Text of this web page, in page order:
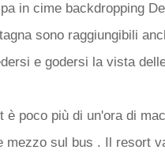
in cime backdropping
sono raggiungibili
e godersi la vista
è poco più di un'ora di
mezzo sul bus . Il resort